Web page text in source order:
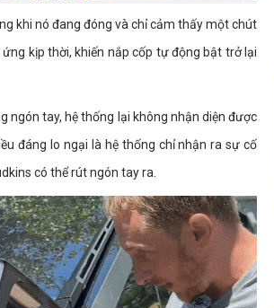
khi nó đang đóng và chỉ cảm thấy một chút
kịp thời, khiến nắp cốp tự động bật trở lại
ngón tay, hệ thống lại không nhận diện được
đáng lo ngại là hệ thống chỉ nhận ra sự cố
có thể rút ngón tay ra.